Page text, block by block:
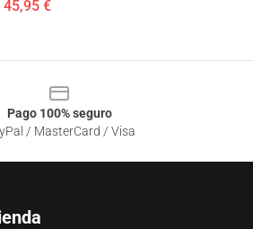
45,95 €
Pago 100% seguro
/ MasterCard / Visa